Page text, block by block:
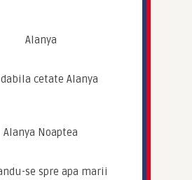
cetate Alanya
se spre apa marii